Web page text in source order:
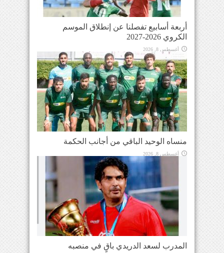
أربعة أسابيع تفصلنا عن إنطلاق الموسم
الكروي 2026-2027
أغسطس 8, 2026
منساه الوحيد الباقي من أجانب الحكمة
أغسطس 8, 2026
المدرب لسعد الدريدي باقٍ في منصبه